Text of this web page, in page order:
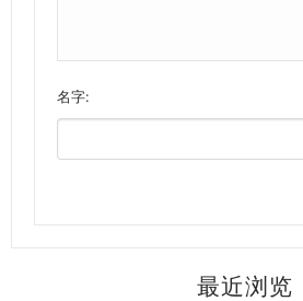
名字:
最近浏览